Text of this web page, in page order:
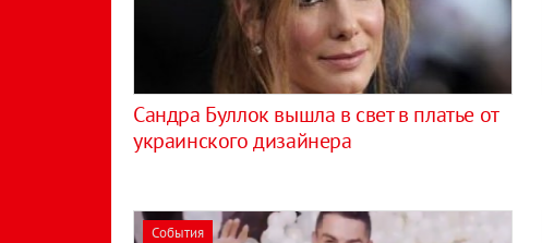
Сандра Буллок вышла в свет в платье от
украинского дизайнера
События